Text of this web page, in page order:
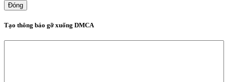
Đóng
Tạo thông báo gỡ xuống DMCA